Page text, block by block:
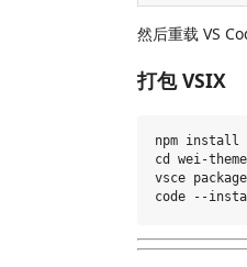
然后重载 VS
打包 VSIX
npm install
cd wei-theme
vsce package